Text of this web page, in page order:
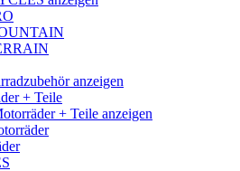
anzeigen
+ Teile
+ Teile anzeigen